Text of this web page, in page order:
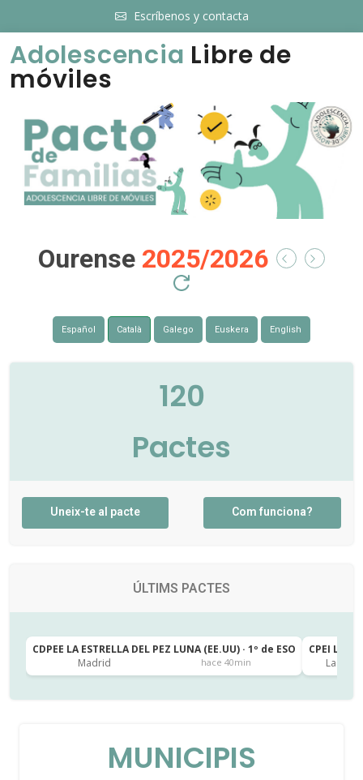
Escríbenos y contacta
Adolescencia Libre de
móviles
Ourense 2025/2026
Español Català Galego Euskera English
120
Pactes
Uneix-te al pacte Com funciona?
ÚLTIMS PACTES
CDPEE LA ESTRELLA DEL PEZ LUNA (EE.UU) · 1º de ESO
Madrid
hace 40min
CPEI LA
Las
MUNICIPIS